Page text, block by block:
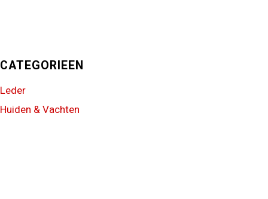
CATEGORIEEN
Leder
Huiden & Vachten